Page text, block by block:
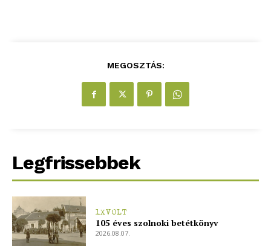
Hasznos
bSZ fiók
MEGOSZTÁS:
Legfrissebbek
1XVOLT
105 éves szolnoki betétkönyv
2026.08.07.